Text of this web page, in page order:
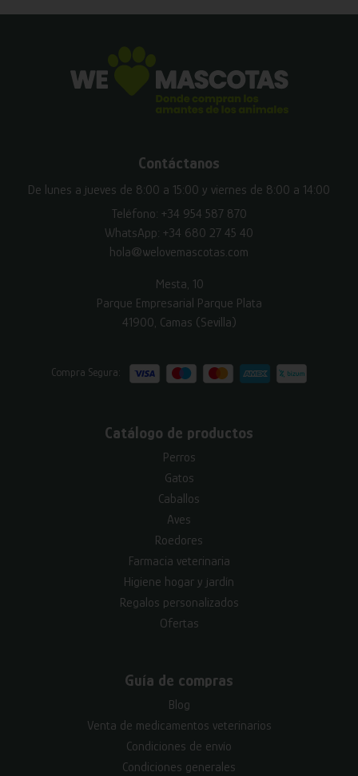
Contáctanos
De lunes a jueves de 8:00 a 15:00 y viernes de 8:00 a 14:00
Teléfono: +34 954 587 870
WhatsApp: +34 680 27 45 40
hola@welovemascotas.com
Mesta, 10
Parque Empresarial Parque Plata
41900, Camas (Sevilla)
Compra Segura:
Catálogo de productos
Perros
Gatos
Caballos
Aves
Roedores
Farmacia veterinaria
Higiene hogar y jardín
Regalos personalizados
Ofertas
Guía de compras
Blog
Venta de medicamentos veterinarios
Condiciones de envío
Condiciones generales